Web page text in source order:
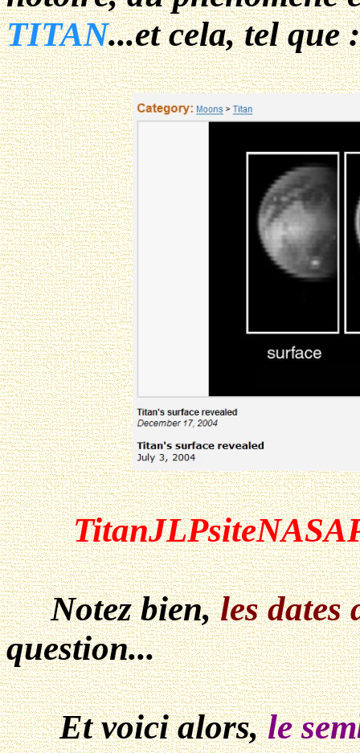
TITAN...et cela, tel que :
Notez bien,les dates
question...
Et voici alors,le